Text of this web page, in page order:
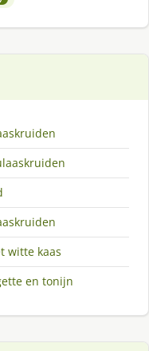
witte kaas
en tonijn